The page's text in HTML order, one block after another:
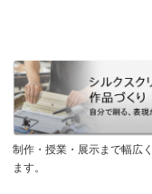
トラブルシューティング
制作・授業・展示まで幅広
ます。